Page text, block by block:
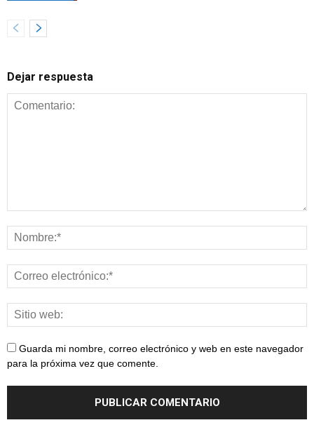
Dejar respuesta
Guarda mi nombre, correo electrónico y web en este navegador
para la próxima vez que comente.